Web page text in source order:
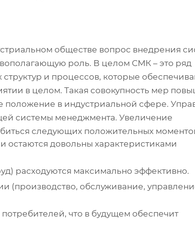
обществе вопрос внедрения
роль. В целом СМК – это ряд
и процессов, которые
в целом. Такая совокупность мер
положение в индустриальной сфере.
системы менеджмента. Увеличение
следующих положительных
остаются довольны характеристиками
расходуются максимально эффективно.
(производство, обслуживание,
что в будущем обеспечит